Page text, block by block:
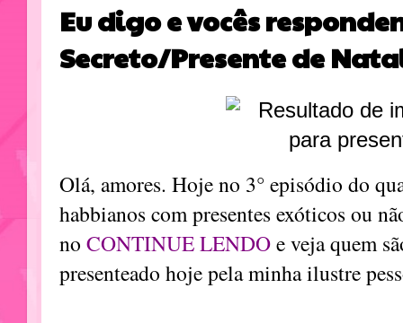
Eu digo e vocês
Secreto/Presente de
Olá, amores. Hoje no 3° episódio do
habbianos com presentes exóticos ou
no CONTINUE LENDOe veja quem
presenteado hoje pela minha ilustre